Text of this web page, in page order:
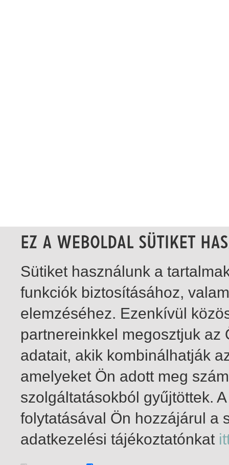
1-2 / összesen 2 találat
Sütiket használunk a
funkciók biztosításához,
elemzéséhez. Ezenkívül
partnereinkkel megosztjuk
adatait, akik kombinálhatják
amelyeket Ön adott meg
szolgáltatásokból gyűjtöttek.
folytatásával Ön hozzájárul a
adatkezelési tájékoztatónkat